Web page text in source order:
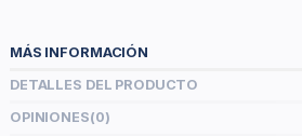
MÁS INFORMACIÓN
DETALLES DEL PRODUCTO
OPINIONES(0)